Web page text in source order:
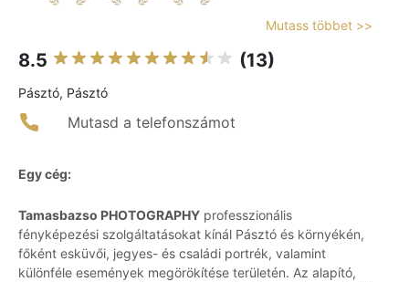
Mutass többet >>
8.5 (13)
Pásztó, Pásztó
Mutasd a telefonszámot
Egy cég:
Tamasbazso PHOTOGRAPHY professzionális
fényképezési szolgáltatásokat kínál Pásztó és környékén,
főként esküvői, jegyes- és családi portrék, valamint
különféle események megörökítése területén. Az alapító,